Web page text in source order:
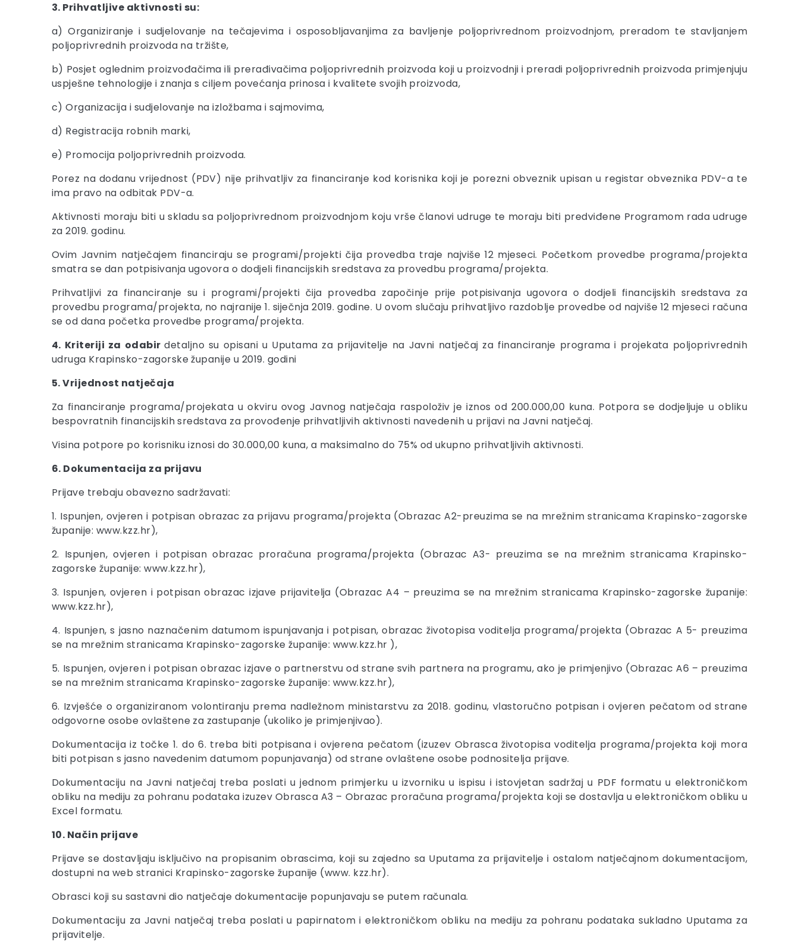
3. Prihvatljive aktivnosti su:
a) Organiziranje i sudjelovanje na tečajevima i osposobljavanjima za bavljenje poljoprivrednom proizvodnjom, preradom te stavljanjem
poljoprivrednih proizvoda na tržište,
b) Posjet oglednim proizvođačima ili prerađivačima poljoprivrednih proizvoda koji u proizvodnji i preradi poljoprivrednih proizvoda primjenjuju
uspješne tehnologije i znanja s ciljem povećanja prinosa i kvalitete svojih proizvoda,
c) Organizacija i sudjelovanje na izložbama i sajmovima,
d) Registracija robnih marki,
e) Promocija poljoprivrednih proizvoda.
Porez na dodanu vrijednost (PDV) nije prihvatljiv za financiranje kod korisnika koji je porezni obveznik upisan u registar obveznika PDV-a te
ima pravo na odbitak PDV-a.
Aktivnosti moraju biti u skladu sa poljoprivrednom proizvodnjom koju vrše članovi udruge te moraju biti predviđene Programom rada udruge
za 2019. godinu.
Ovim Javnim natječajem financiraju se programi/projekti čija provedba traje najviše 12 mjeseci. Početkom provedbe programa/projekta
smatra se dan potpisivanja ugovora o dodjeli financijskih sredstava za provedbu programa/projekta.
Prihvatljivi za financiranje su i programi/projekti čija provedba započinje prije potpisivanja ugovora o dodjeli financijskih sredstava za
provedbu programa/projekta, no najranije 1. siječnja 2019. godine. U ovom slučaju prihvatljivo razdoblje provedbe od najviše 12 mjeseci računa
se od dana početka provedbe programa/projekta.
4. Kriteriji za odabirdetaljno su opisani u Uputama za prijavitelje na Javni natječaj za financiranje programa i projekata poljoprivrednih
udruga Krapinsko-zagorske županije u 2019. godini
5. Vrijednost natječaja
Za financiranje programa/projekata u okviru ovog Javnog natječaja raspoloživ je iznos od 200.000,00 kuna. Potpora se dodjeljuje u obliku
bespovratnih financijskih sredstava za provođenje prihvatljivih aktivnosti navedenih u prijavi na Javni natječaj.
Visina potpore po korisniku iznosi do 30.000,00 kuna, a maksimalno do 75% od ukupno prihvatljivih aktivnosti.
6. Dokumentacija za prijavu
Prijave trebaju obavezno sadržavati:
1. Ispunjen, ovjeren i potpisan obrazac za prijavu programa/projekta (Obrazac A2-preuzima se na mrežnim stranicama Krapinsko-zagorske
županije: www.kzz.hr),
2. Ispunjen, ovjeren i potpisan obrazac proračuna programa/projekta (Obrazac A3- preuzima se na mrežnim stranicama Krapinsko-
zagorske županije: www.kzz.hr),
3. Ispunjen, ovjeren i potpisan obrazac izjave prijavitelja (Obrazac A4 – preuzima se na mrežnim stranicama Krapinsko-zagorske županije:
www.kzz.hr),
4. Ispunjen, s jasno naznačenim datumom ispunjavanja i potpisan, obrazac životopisa voditelja programa/projekta (Obrazac A 5- preuzima
se na mrežnim stranicama Krapinsko-zagorske županije: www.kzz.hr ),
5. Ispunjen, ovjeren i potpisan obrazac izjave o partnerstvu od strane svih partnera na programu, ako je primjenjivo (Obrazac A6 – preuzima
se na mrežnim stranicama Krapinsko-zagorske županije: www.kzz.hr),
6. Izvješće o organiziranom volontiranju prema nadležnom ministarstvu za 2018. godinu, vlastoručno potpisan i ovjeren pečatom od strane
odgovorne osobe ovlaštene za zastupanje (ukoliko je primjenjivao).
Dokumentacija iz točke 1. do 6. treba biti potpisana i ovjerena pečatom (izuzev Obrasca životopisa voditelja programa/projekta koji mora
biti potpisan s jasno navedenim datumom popunjavanja) od strane ovlaštene osobe podnositelja prijave.
Dokumentaciju na Javni natječaj treba poslati u jednom primjerku u izvorniku u ispisu i istovjetan sadržaj u PDF formatu u elektroničkom
obliku na mediju za pohranu podataka izuzev Obrasca A3 – Obrazac proračuna programa/projekta koji se dostavlja u elektroničkom obliku u
Excel formatu.
10. Način prijave
Prijave se dostavljaju isključivo na propisanim obrascima, koji su zajedno sa Uputama za prijavitelje i ostalom natječajnom dokumentacijom,
dostupni na web stranici Krapinsko-zagorske županije (www. kzz.hr).
Obrasci koji su sastavni dio natječaje dokumentacije popunjavaju se putem računala.
Dokumentaciju za Javni natječaj treba poslati u papirnatom i elektroničkom obliku na mediju za pohranu podataka sukladno Uputama za
prijavitelje.